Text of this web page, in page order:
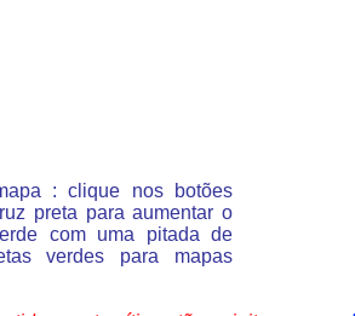
: clique nos botões
preta para aumentar o
com uma pitada de
verdes para mapas